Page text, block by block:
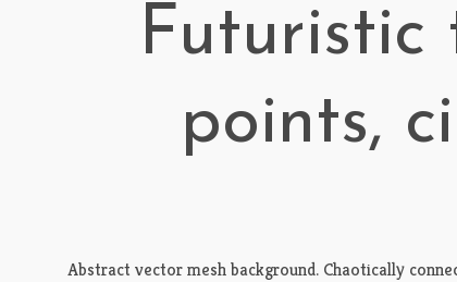
Futuristic
points,
Abstract vector mesh background. Chaotically